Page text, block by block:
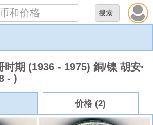
期 (1936 - 1975) 銅/镍 胡安·
- )
价格 (2)